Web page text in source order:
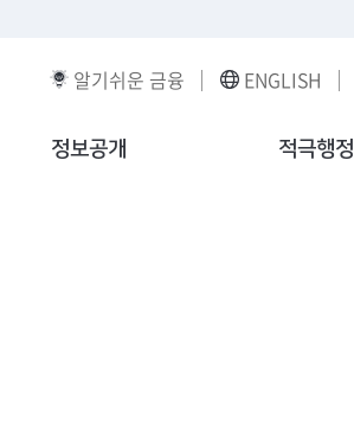
알기쉬운 금융 ENGLISH
정보공개 적극행정